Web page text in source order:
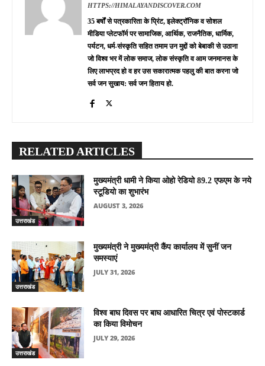
HTTPS://HIMALAYANDISCOVER.COM
35 बर्षों से पत्रकारिता के प्रिंट, इलेक्ट्रॉनिक व सोशल
मीडिया प्लेटफॉर्म पर सामाजिक, आर्थिक, राजनैतिक, धार्मिक,
पर्यटन, धर्म-संस्कृति सहित तमाम उन मुद्दों को बेबाकी से उठाना
जो विश्व भर में लोक समाज, लोक संस्कृति व आम जनमानस के
लिए लाभप्रद हो व हर उस सकारात्मक पहलु की बात करना जो
सर्व जन सुखाय: सर्व जन हिताय हो.
RELATED ARTICLES
उत्तराखंड
मुख्यमंत्री धामी ने किया ओहो रेडियो 89.2 एफएम के नये
स्टूडियो का शुभारंभ
AUGUST 3, 2026
उत्तराखंड
मुख्यमंत्री ने मुख्यमंत्री कैंप कार्यालय में सुनीं जन
समस्याएं
JULY 31, 2026
उत्तराखंड
विश्व बाघ दिवस पर बाघ आधारित चित्र एवं पोस्टकार्ड
का किया विमोचन
JULY 29, 2026